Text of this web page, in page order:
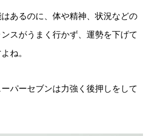
あるのに、体や精神、状況などの
スがうまく行かず、運勢を下げて
ね。
パーセブンは力強く後押しをして